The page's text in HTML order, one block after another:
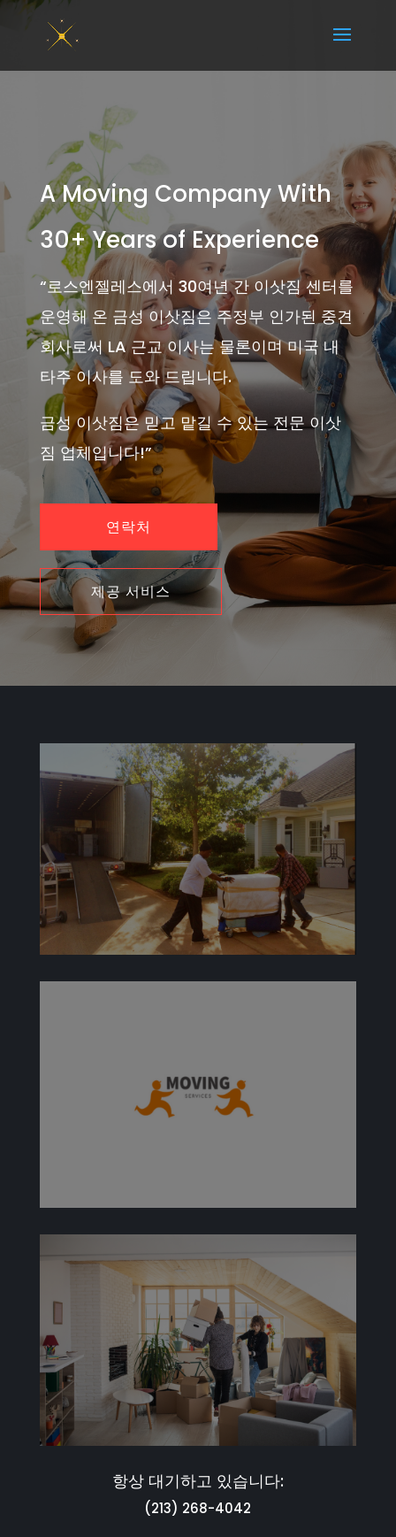
A Moving Company With
30+ Years of Experience
“로스엔젤레스에서 30여년 간 이삿짐 센터를
운영해 온 금성 이삿짐은 주정부 인가된 중견
회사로써 LA 근교 이사는 물론이며 미국 내
타주 이사를 도와 드립니다.
금성 이삿짐은 믿고 맡길 수 있는 전문 이삿
짐 업체입니다!”
연락처
제공 서비스
항상 대기하고 있습니다:
(213) 268-4042